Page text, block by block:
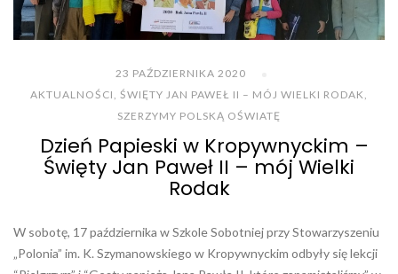
23 PAŹDZIERNIKA 2020
AKTUALNOŚCI, ŚWIĘTY JAN PAWEŁ II – MÓJ WIELKI RODAK,
SZERZYMY POLSKĄ OŚWIATĘ
Dzień Papieski w Kropywnyckim –
Święty Jan Paweł II – mój Wielki
Rodak
W sobotę, 17 października w Szkole Sobotniej przy Stowarzyszeniu
„Polonia” im. K. Szymanowskiego w Kropywnyckim odbyły się lekcji